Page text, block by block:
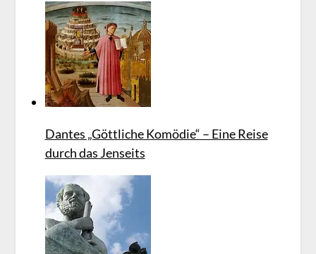
Dantes „Göttliche Komödie“ – Eine Reise
durch das Jenseits